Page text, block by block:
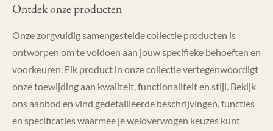
Ontdek onze producten
Onze zorgvuldig samengestelde collectie producten is
ontworpen om te voldoen aan jouw specifieke behoeften en
voorkeuren. Elk product in onze collectie vertegenwoordigt
onze toewijding aan kwaliteit, functionaliteit en stijl. Bekijk
ons aanbod en vind gedetailleerde beschrijvingen, functies
en specificaties waarmee je weloverwogen keuzes kunt